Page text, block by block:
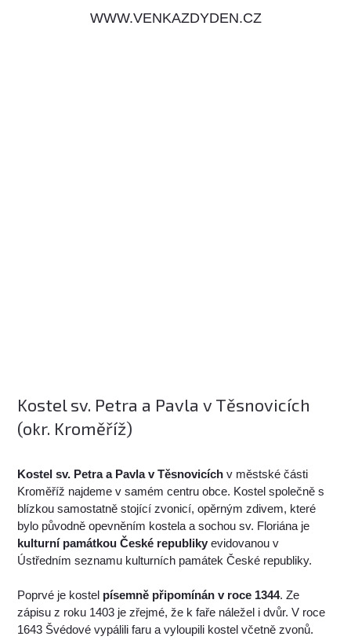
WWW.VENKAZDYDEN.CZ
Kostel sv. Petra a Pavla v Těsnovicích
(okr. Kroměříž)
Kostel sv. Petra a Pavla v Těsnovicích v městské části
Kroměříž najdeme v samém centru obce. Kostel společně s
blízkou samostatně stojící zvonicí, opěrným zdivem, které
bylo původně opevněním kostela a sochou sv. Floriána je
kulturní památkou České republiky evidovanou v
Ústředním seznamu kulturních památek České republiky.
Poprvé je kostel písemně připomínán v roce 1344. Ze
zápisu z roku 1403 je zřejmé, že k faře náležel i dvůr. V roce
1643 Švédové vypálili faru a vyloupili kostel včetně zvonů.